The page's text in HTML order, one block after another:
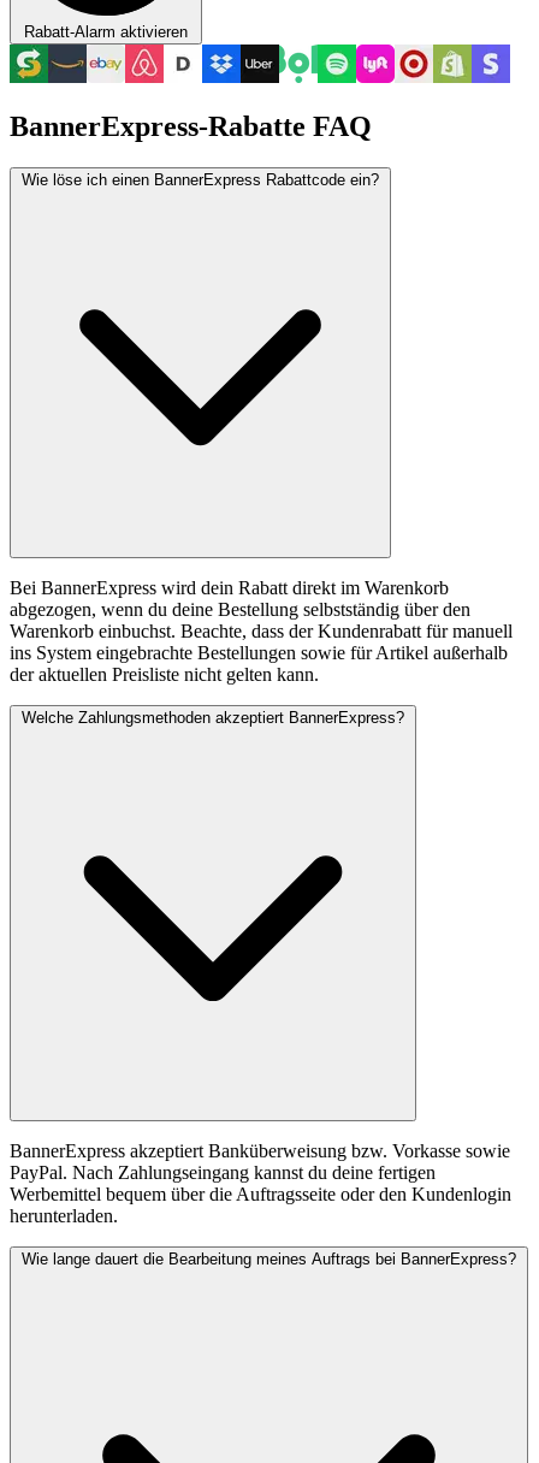
Rabatt-Alarm aktivieren
BannerExpress-Rabatte FAQ
Wie löse ich einen BannerExpress Rabattcode ein?
Bei BannerExpress wird dein Rabatt direkt im Warenkorb
abgezogen, wenn du deine Bestellung selbstständig über den
Warenkorb einbuchst. Beachte, dass der Kundenrabatt für manuell
ins System eingebrachte Bestellungen sowie für Artikel außerhalb
der aktuellen Preisliste nicht gelten kann.
Welche Zahlungsmethoden akzeptiert BannerExpress?
BannerExpress akzeptiert Banküberweisung bzw. Vorkasse sowie
PayPal. Nach Zahlungseingang kannst du deine fertigen
Werbemittel bequem über die Auftragsseite oder den Kundenlogin
herunterladen.
Wie lange dauert die Bearbeitung meines Auftrags bei BannerExpress?